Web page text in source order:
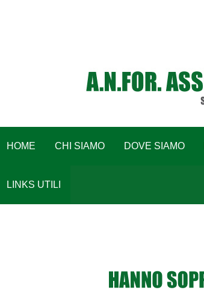
HOME CHI SIAMO DOVE SIAMO
LINKS UTILI